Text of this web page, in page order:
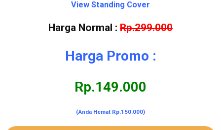
View Standing Cover
Harga Normal : Rp.299.000
Harga Promo :
Rp.149.000
(Anda Hemat Rp.150.000)